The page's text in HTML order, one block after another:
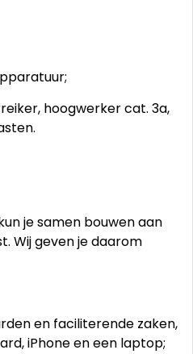
hoogwerker cat. 3a,
je samen bouwen aan
Wij geven je daarom
en faciliterende zaken,
iPhone en een laptop;